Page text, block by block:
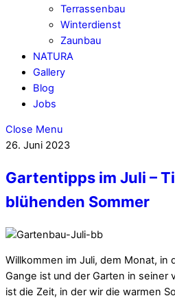
Terrassenbau
Winterdienst
Zaunbau
NATURA
Gallery
Blog
Jobs
Close Menu
26. Juni 2023
Gartentipps im Juli –
blühenden Sommer
Willkommen im Juli, dem Monat, in
Gange ist und der Garten in seiner
ist die Zeit, in der wir die warmen